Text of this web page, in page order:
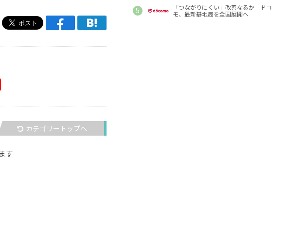
カテゴリートップへ
す
「つながりにくい」改善なるか ドコ
モ、最新基地局を全国展開へ